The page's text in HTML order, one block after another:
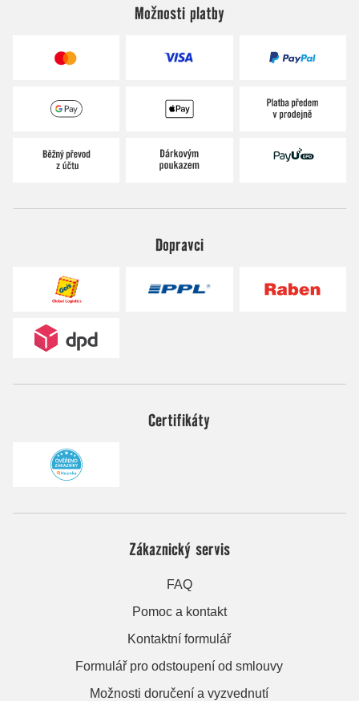
Možnosti platby
Dopravci
Certifikáty
Zákaznický servis
FAQ
Pomoc a kontakt
Kontaktní formulář
Formulář pro odstoupení od smlouvy
Možnosti doručení a vyzvednutí